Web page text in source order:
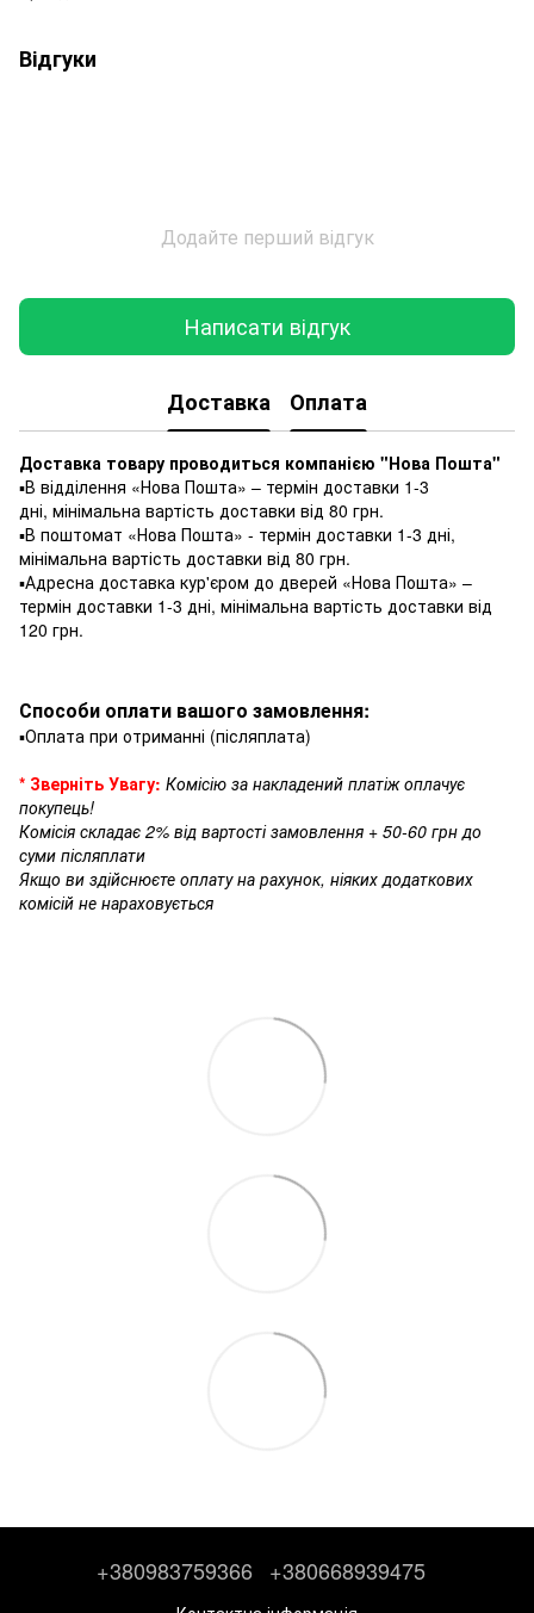
Відгуки
Додайте перший відгук
Написати відгук
Доставка Оплата
Доставка товару проводиться компанією "Нова Пошта"
▪️В відділення «Нова Пошта» – термін доставки 1-3
дні, мінімальна вартість доставки від 80 грн.
▪️В поштомат «Нова Пошта» - термін доставки 1-3 дні,
мінімальна вартість доставки від 80 грн.
▪️Адресна доставка кур'єром до дверей «Нова Пошта» –
термін доставки 1-3 дні, мінімальна вартість доставки від
120 грн.
Способи оплати вашого замовлення:
▪️Оплата при отриманні (післяплата)
* Зверніть Увагу: Комісію за накладений платіж оплачує
покупець!
Комісія складає 2% від вартості замовлення + 50-60 грн до
суми післяплати
Якщо ви здійснюєте оплату на рахунок, ніяких додаткових
комісій не нараховується
+380983759366 +380668939475